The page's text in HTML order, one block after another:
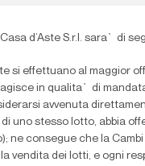
d’Aste S.r.l. sara` di
si effettuano al maggior
agisce in qualita` di
avvenuta
di uno stesso lotto, abbia
ne consegue che la
vendita dei lotti, e ogni